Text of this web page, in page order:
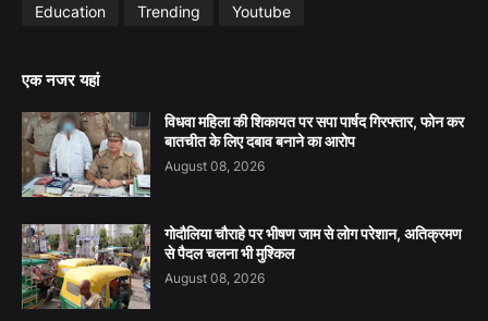
Education Trending Youtube
एक नजर यहां
विधवा महिला की शिकायत पर सपा पार्षद गिरफ्तार, फोन कर
बातचीत के लिए दबाव बनाने का आरोप
August 08, 2026
गोदौलिया चौराहे पर भीषण जाम से लोग परेशान, अतिक्रमण
से पैदल चलना भी मुश्किल
August 08, 2026